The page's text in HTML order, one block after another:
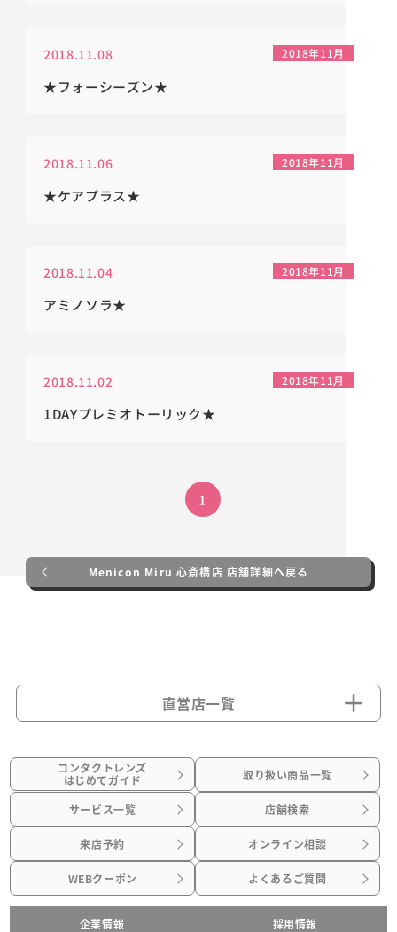
2018.11.08 2018年11月
★フォーシーズン★
2018.11.06 2018年11月
★ケアプラス★
2018.11.04 2018年11月
アミノソラ★
2018.11.02 2018年11月
1DAYプレミオトーリック★
1
Menicon Miru 心斎橋店 店舗詳細へ戻る
直営店一覧
コンタクトレンズ
はじめてガイド 取り扱い商品一覧
サービス一覧 店舗検索
来店予約 オンライン相談
WEBクーポン よくあるご質問
企業情報 採用情報